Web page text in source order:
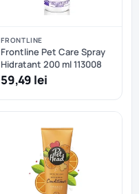
FRONTLINE
Frontline Pet Care Spray
Hidratant 200 ml 113008
59,49 lei